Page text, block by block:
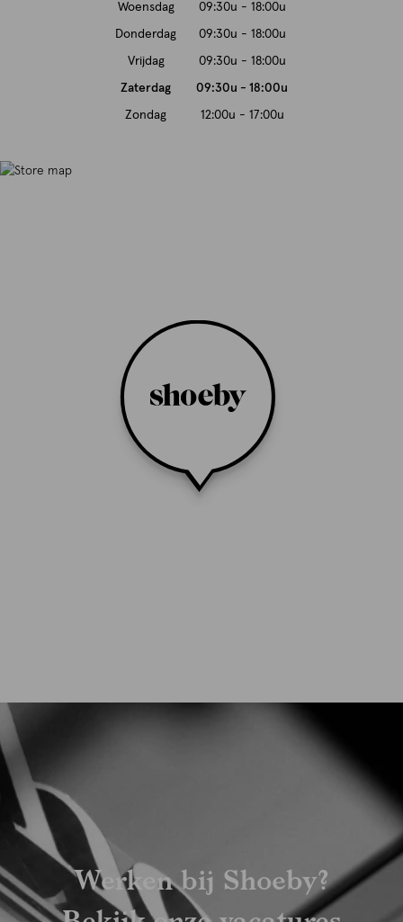
Woensdag 09:30u - 18:00u
Donderdag 09:30u - 18:00u
Vrijdag 09:30u - 18:00u
Zaterdag 09:30u - 18:00u
Zondag 12:00u - 17:00u
Werken bij Shoeby?